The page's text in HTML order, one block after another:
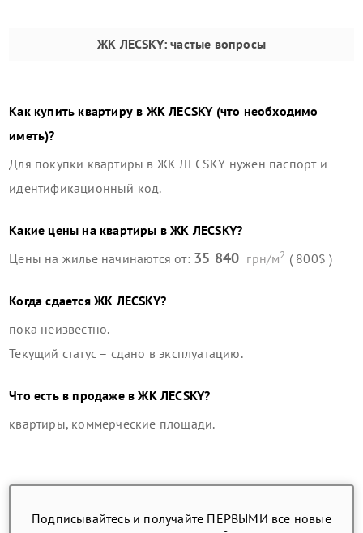
ЖК ЛЕСSKY: частые вопросы
Как купить квартиру в ЖК ЛЕСSKY(что необходимо
иметь)?
Для покупки квартиры в ЖК ЛЕСSKY нужен паспорт и
идентификационный код.
Какие цены на квартиры вЖК ЛЕСSKY?
Цены на жилье начинаются от: 35 840 грн/м2 ( 800$ )
Когда сдаетсяЖК ЛЕСSKY?
пока неизвестно.
Текущий статус – сдано в эксплуатацию.
Что есть в продаже вЖК ЛЕСSKY?
квартиры, коммерческие площади.
Подписывайтесь и получайте ПЕРВЫМИ все новые